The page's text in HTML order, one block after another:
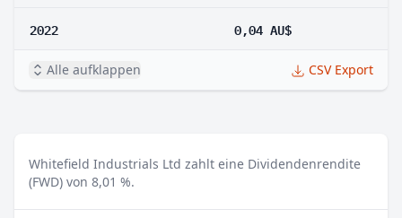
2022 0,04 AU$
Alle aufklappen CSV Export
Whitefield Industrials Ltd zahlt eine Dividendenrendite
(FWD) von 8,01 %.